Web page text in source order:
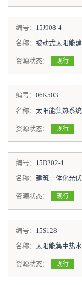
编号： 15J908-4
名称： 被动式太阳能
资源状态： 现行
编号： 06K503
名称： 太阳能集热系
资源状态： 现行
编号： 15D202-4
名称： 建筑一体化光
资源状态： 现行
编号： 15S128
名称： 太阳能集中热
资源状态： 现行